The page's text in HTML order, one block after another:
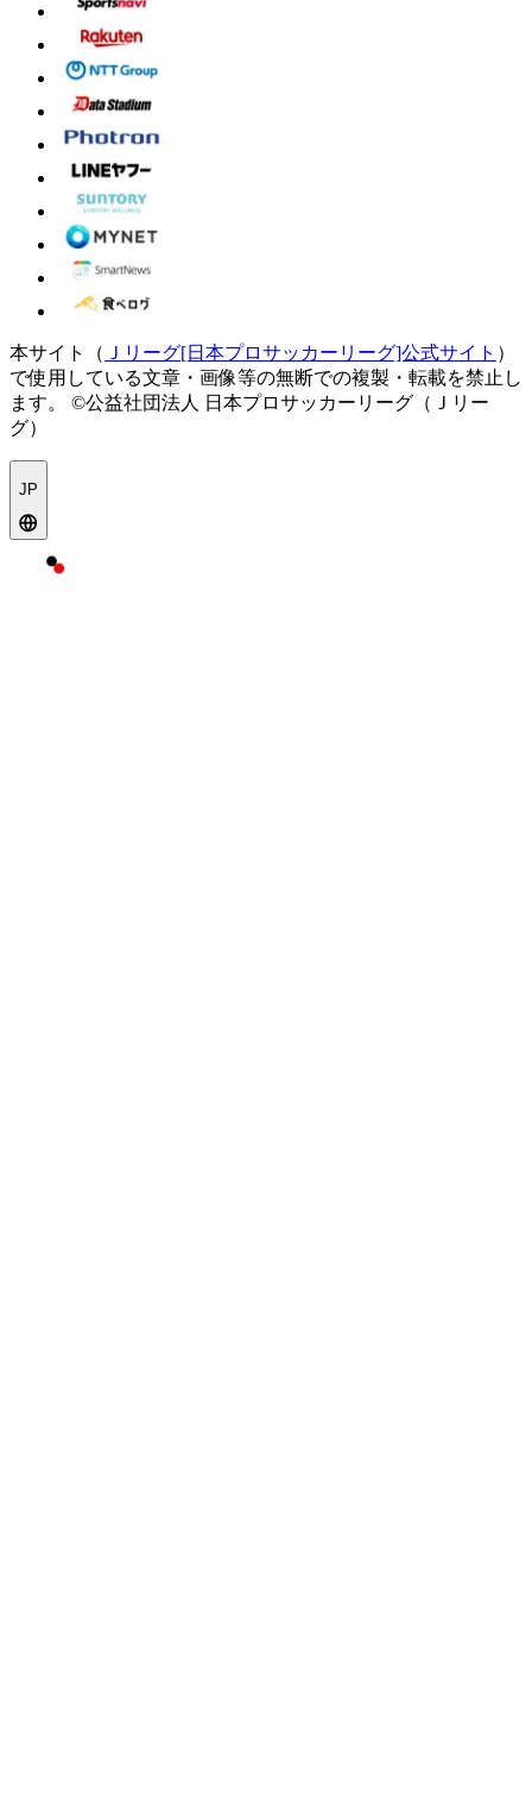
本サイト（ Ｊリーグ[日本プロサッカーリーグ]公式サイト ）
で使用している文章・画像等の無断での複製・転載を禁止し
ます。
©公益社団法人 日本プロサッカーリーグ（Ｊリー
グ）
JP